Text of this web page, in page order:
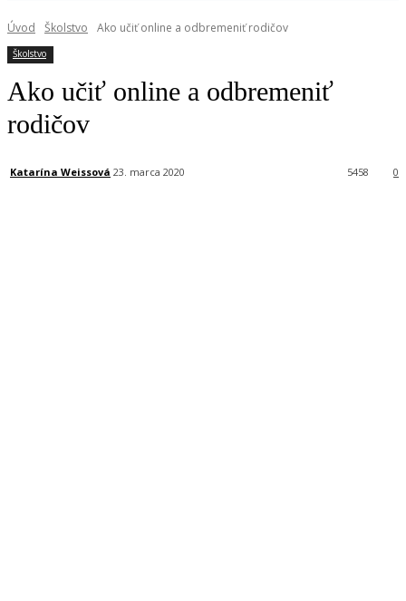
Úvod Školstvo Ako učiť online a odbremeniť rodičov
Školstvo
Ako učiť online a odbremeniť
rodičov
Katarína Weissová 23. marca 2020 0
5458